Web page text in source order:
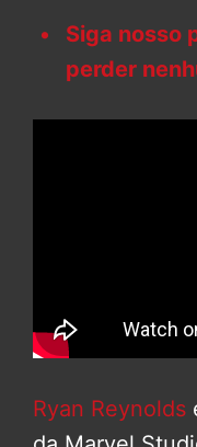
Siga nosso
perder
Ryan Reynolds